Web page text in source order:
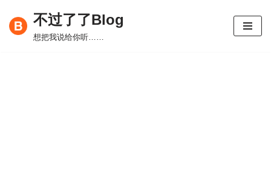
跳
不过了了Blog
想把我说给你听……